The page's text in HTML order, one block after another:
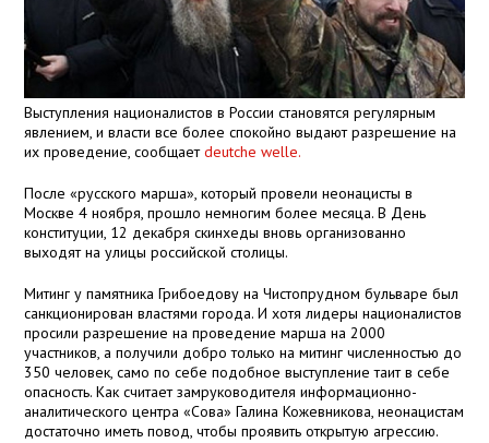
Выступления националистов в России становятся регулярным
явлением, и власти все более спокойно выдают разрешение на
их проведение, сообщаетdeutche welle.
После «русского марша», который провели неонацисты в
Москве 4 ноября, прошло немногим более месяца. В День
конституции, 12 декабря скинхеды вновь организованно
выходят на улицы российской столицы.
Митинг у памятника Грибоедову на Чистопрудном бульваре был
санкционирован властями города. И хотя лидеры националистов
просили разрешение на проведение марша на 2000
участников, а получили добро только на митинг численностью до
350 человек, само по себе подобное выступление таит в себе
опасность. Как считает замруководителя информационно-
аналитического центра «Сова» Галина Кожевникова, неонацистам
достаточно иметь повод, чтобы проявить открытую агрессию.